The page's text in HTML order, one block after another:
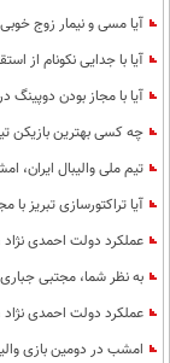
آیا مسی و نیمار زوج
آیا با جدایی نکونام از
آیا با مجاز بودن
چه کسی بهترین بازیکن
تیم ملی والیبال ایران،
آیا تراکتورسازی تبریز
عملکرد دولت احمدی نژاد
به نظر شما، مجتبی
عملکرد دولت احمدی نژاد
امشب در دومین بازی